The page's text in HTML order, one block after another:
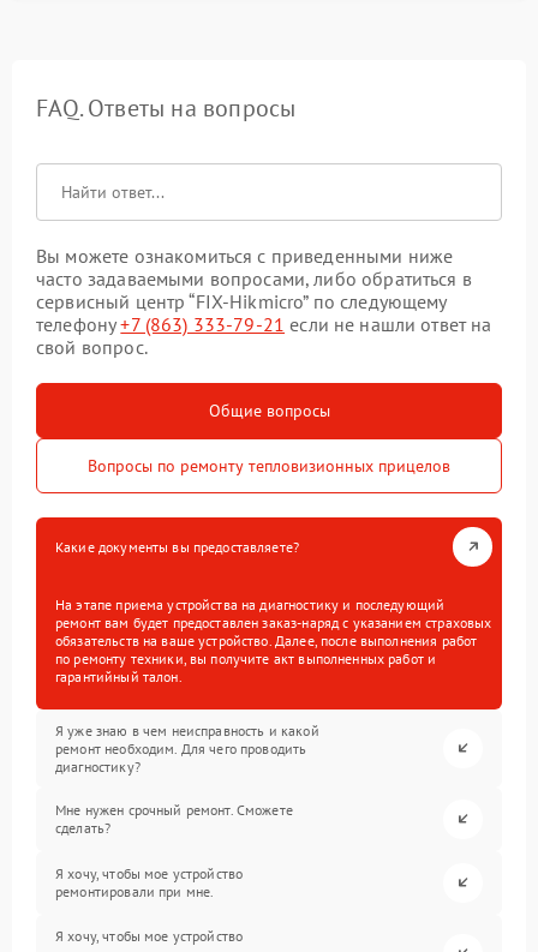
FAQ. Ответы на вопросы
Вы можете ознакомиться с приведенными ниже
часто задаваемыми вопросами, либо обратиться в
сервисный центр “FIX-Hikmicro” по следующему
телефону+7 (863) 333-79-21 если не нашли ответ на
свой вопрос.
Общие вопросы
Вопросы по ремонту тепловизионных прицелов
Какие документы вы предоставляете?
На этапе приема устройства на диагностику и последующий
ремонт вам будет предоставлен заказ-наряд с указанием страховых
обязательств на ваше устройство. Далее, после выполнения работ
по ремонту техники, вы получите акт выполненных работ и
гарантийный талон.
Я уже знаю в чем неисправность и какой
ремонт необходим. Для чего проводить
диагностику?
Мне нужен срочный ремонт. Сможете
сделать?
Я хочу, чтобы мое устройство
ремонтировали при мне.
Я хочу, чтобы мое устройство